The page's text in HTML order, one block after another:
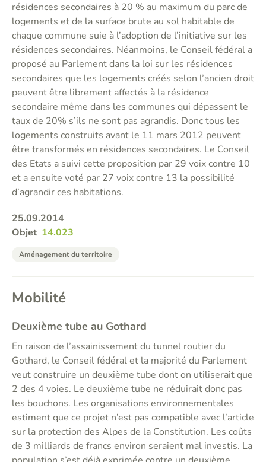
résidences secondaires à 20 % au maximum du parc de
logements et de la surface brute au sol habitable de
chaque commune suie à l’adoption de l’initiative sur les
résidences secondaires. Néanmoins, le Conseil fédéral a
proposé au Parlement dans la loi sur les résidences
secondaires que les logements créés selon l’ancien droit
peuvent être librement affectés à la résidence
secondaire même dans les communes qui dépassent le
taux de 20% s’ils ne sont pas agrandis. Donc tous les
logements construits avant le 11 mars 2012 peuvent
être transformés en résidences secondaires. Le Conseil
des Etats a suivi cette proposition par 29 voix contre 10
et a ensuite voté par 27 voix contre 13 la possibilité
d’agrandir ces habitations.
25.09.2014
Objet 14.023
Aménagement du territoire
Mobilité
Deuxième tube au Gothard
En raison de l’assainissement du tunnel routier du
Gothard, le Conseil fédéral et la majorité du Parlement
veut construire un deuxième tube dont on utiliserait que
2 des 4 voies. Le deuxième tube ne réduirait donc pas
les bouchons. Les organisations environnementales
estiment que ce projet n’est pas compatible avec l’article
sur la protection des Alpes de la Constitution. Les coûts
de 3 milliards de francs environ seraient mal investis. La